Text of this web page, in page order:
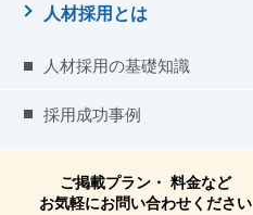
人材採用とは
人材採用の基礎知識
採用成功事例
ご掲載プラン・ 料金など
お気軽にお問い合わせください